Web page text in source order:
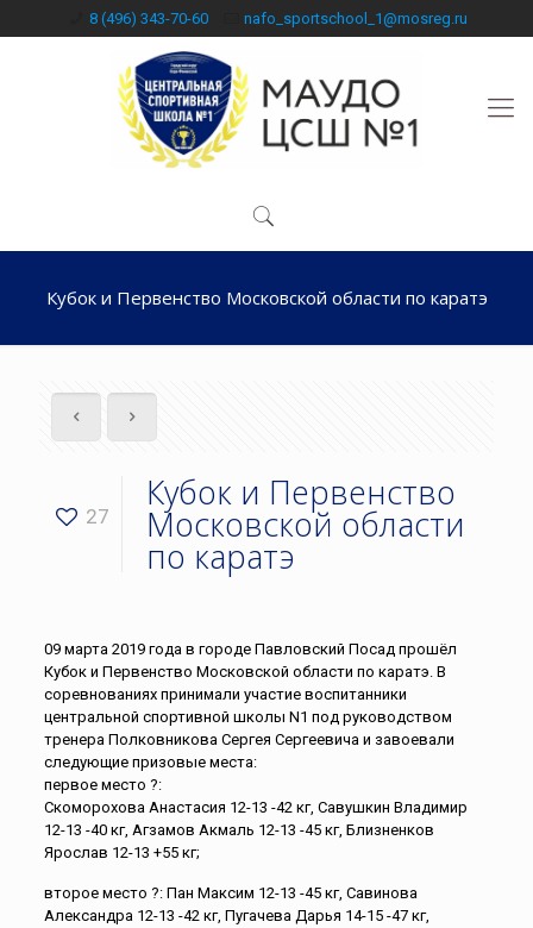
8 (496) 343-70-60 nafo_sportschool_1@mosreg.ru
Кубок и Первенство Московской области по каратэ
27
Кубок и Первенство
Московской области
по каратэ
09 марта 2019 года в городе Павловский Посад прошёл
Кубок и Первенство Московской области по каратэ. В
соревнованиях принимали участие воспитанники
центральной спортивной школы N1 под руководством
тренера Полковникова Сергея Сергеевича и завоевали
следующие призовые места:
первое место ?:
Скоморохова Анастасия 12-13 -42 кг, Савушкин Владимир
12-13 -40 кг, Агзамов Акмаль 12-13 -45 кг, Близненков
Ярослав 12-13 +55 кг;
второе место ?: Пан Максим 12-13 -45 кг, Савинова
Александра 12-13 -42 кг, Пугачева Дарья 14-15 -47 кг,